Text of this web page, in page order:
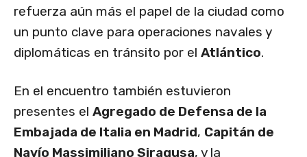
refuerza aún más el papel de la ciudad como
un punto clave para operaciones navales y
diplomáticas en tránsito por el Atlántico.
En el encuentro también estuvieron
presentes el Agregado de Defensa de la
Embajada de Italia en Madrid, Capitán de
Navío Massimiliano Siragusa, y la